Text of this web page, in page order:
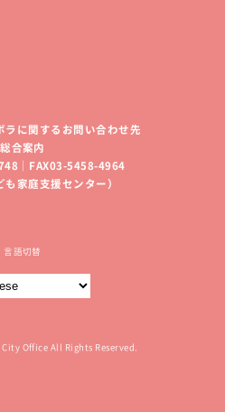
ラに関するお問い合わせ先
総合案内
｜FAX03-5458-4964
も家庭支援センター）
言語切替
Office All Rights Reserved.